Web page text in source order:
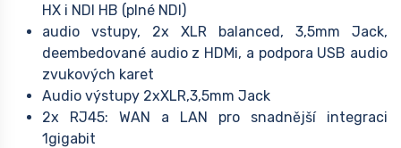
HX i NDI HB (plné NDI)
audio vstupy, 2x XLR balanced, 3,5mm Jack,
deembedované audio z HDMi, a podpora USB audio
zvukových karet
Audio výstupy 2xXLR,3,5mm Jack
2x RJ45: WAN a LAN pro snadnější integraci
1gigabit